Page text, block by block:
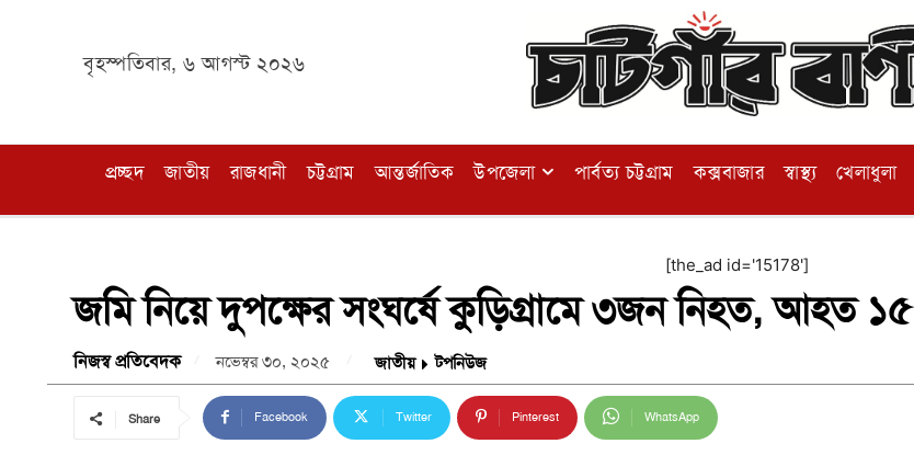
বৃহস্পতিবার, ৬ আগস্ট ২০২৬
প্রচ্ছদ জাতীয় রাজধানী চট্টগ্রাম আন্তর্জাতিক উপজেলা পার্বত্য চট্টগ্রাম কক্সবাজার স্বাস্থ্য খেলাধুলা
[the_ad id='15178']
জমি নিয়ে দুপক্ষের সংঘর্ষে কুড়িগ্রামে ৩জন নিহত, আহত ১৫
নিজস্ব প্রতিবেদক নভেম্বর ৩০, ২০২৫ জাতীয় টপনিউজ
Share Facebook Twitter Pinterest WhatsApp